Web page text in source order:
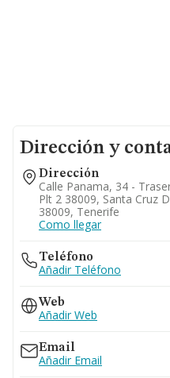
Dirección y
Dirección
Calle Panama, 34 -
Plt 2 38009, Santa Cruz
38009, Tenerife
Como llegar
Teléfono
Añadir Teléfono
Web
Añadir Web
Email
Añadir Email